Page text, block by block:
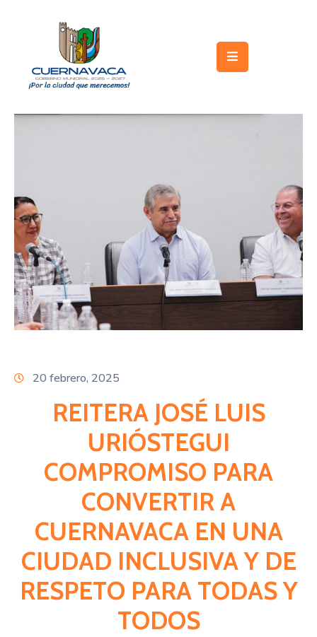
Gobierno
Licitaciones
Transparencia
Directorio
Citas
20 febrero, 2025
REITERA JOSÉ LUIS
URIÓSTEGUI
COMPROMISO PARA
CONVERTIR A
CUERNAVACA EN UNA
CIUDAD INCLUSIVA Y DE
RESPETO PARA TODAS Y
TODOS